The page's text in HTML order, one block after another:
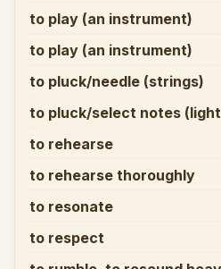
to play (an instrument)
to play (an instrument)
to pluck/needle (strings)
to pluck/select notes
to rehearse
to rehearse thoroughly
to resonate
to respect
Share your